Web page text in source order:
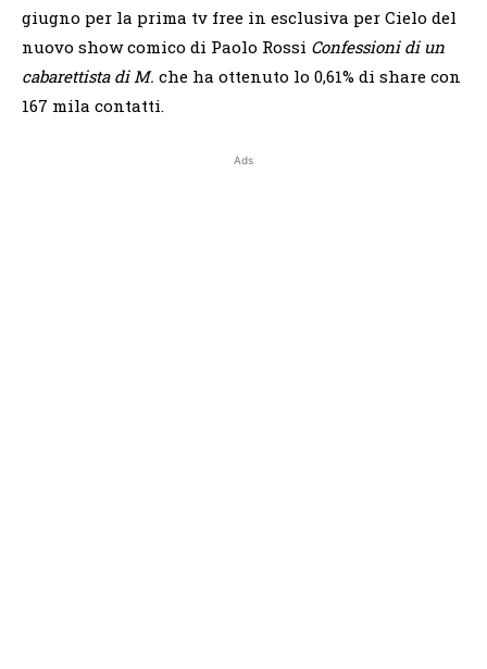
giugno per la prima tv free in esclusiva per Cielo del
nuovo show comico di Paolo Rossi Confessioni di un
cabarettista di M. che ha ottenuto lo 0,61% di share con
167 mila contatti.
Ads